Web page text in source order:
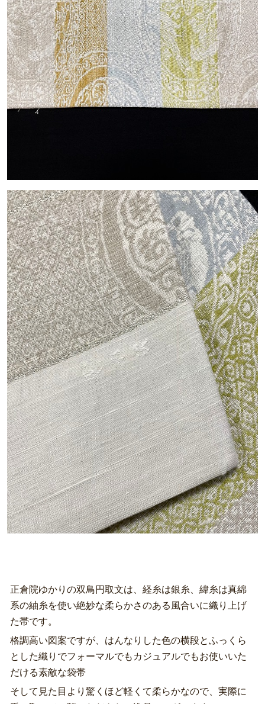
正倉院ゆかりの双鳥円取文は、経糸は銀糸、緯糸は真綿
系の紬糸を使い絶妙な柔らかさのある風合いに織り上げ
た帯です。
格調高い図案ですが、はんなりした色の横段とふっくら
とした織りでフォーマルでもカジュアルでもお使いいた
だける素敵な袋帯
そして見た目より驚くほど軽くて柔らかなので、実際に